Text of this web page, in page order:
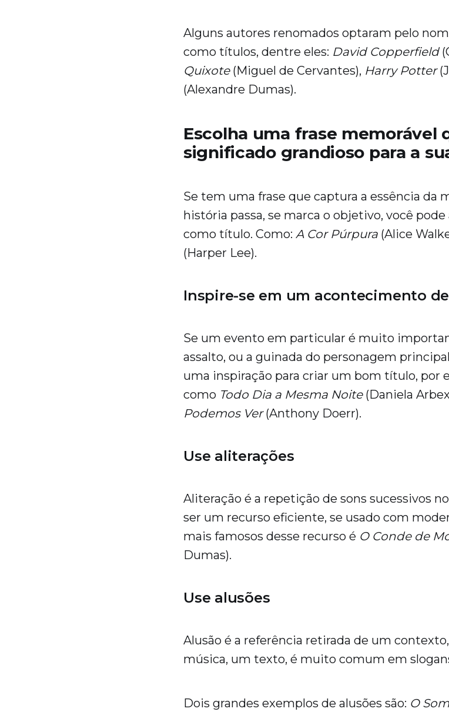
Alguns autores renomados optaram pelo
como títulos, dentre eles: David Copperfield
Quixote(Miguel de Cervantes), Harry Potter
(Alexandre Dumas).
Escolha uma frase memorável
significado grandioso para a
Se tem uma frase que captura a essência da
história passa, se marca o objetivo, você pode
como título. Como: A Cor Púrpura (Alice
(Harper Lee).
Inspire-se em um acontecimento
Se um evento em particular é muito
assalto, ou a guinada do personagem
uma inspiração para criar um bom título, por
como Todo Dia a Mesma Noite(Daniela
Podemos Ver(Anthony Doerr).
Use aliterações
Aliteração é a repetição de sons sucessivos
ser um recurso eficiente, se usado com
mais famosos desse recurso é O Conde de
Dumas).
Use alusões
Alusão é a referência retirada de um
música, um texto, é muito comum em
Dois grandes exemplos de alusões são: O